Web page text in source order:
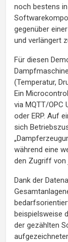
noch bestens
gegenüber
und verlängert
Für diesen
(Temperatur,
Ein
via MQTT/OPC
oder ERP. Auf
sich
während eine
den Zugriff von
Dank der
beispielsweise
der gezählten